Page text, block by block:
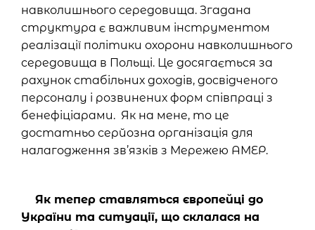
навколишнього середовища. Згадана
структура є важливим інструментом
реалізації політики охорони навколишнього
середовища в Польщі. Це досягається за
рахунок стабільних доходів, досвідченого
персоналу і розвинених форм співпраці з
бенефіціарами. Як на мене, то це
достатньо серйозна організація для
налагодження зв’язків з Мережею АМЕР.
Як тепер ставляться європейці до
України та ситуації, що склалася на